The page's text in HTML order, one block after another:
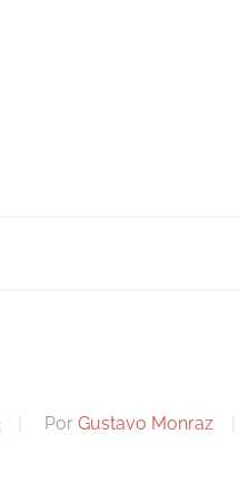
Por Gustavo Monraz